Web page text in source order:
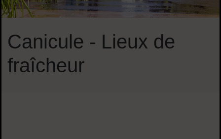
Canicule - Lieux de
fraîcheur